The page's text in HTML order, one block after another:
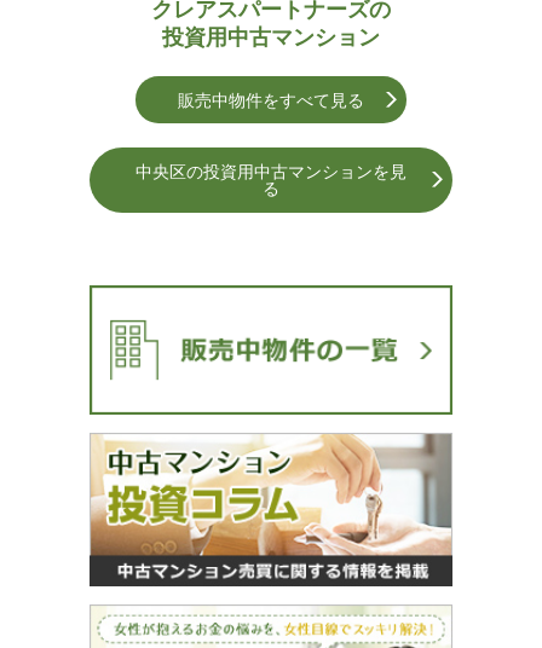
クレアスパートナーズの
投資用中古マンション
販売中物件をすべて見る
中央区の投資用中古マンションを⾒
る